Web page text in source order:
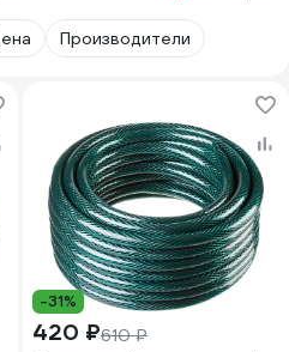
Производители
-31%
420 ₽610 ₽